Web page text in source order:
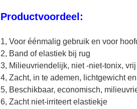
Productvoordeel:
1, Voor éénmalig gebruik en voor
2, Band of elastiek bij rug
3, Milieuvriendelijk, niet -niet-tonix,
4, Zacht, in te ademen, lichtgewicht
5, Beschikbaar, economisch,
6, Zacht niet-irriteert elastiekje